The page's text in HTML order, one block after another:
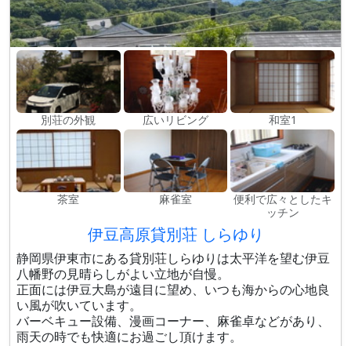
別荘の外観 広いリビング 和室1
茶室 麻雀室
便利で広々としたキ
ッチン
伊豆高原貸別荘 しらゆり
静岡県伊東市にある貸別荘しらゆりは太平洋を望む伊豆
八幡野の見晴らしがよい立地が自慢。
正面には伊豆大島が遠目に望め、いつも海からの心地良
い風が吹いています。
バーベキュー設備、漫画コーナー、麻雀卓などがあり、
雨天の時でも快適にお過ごし頂けます。